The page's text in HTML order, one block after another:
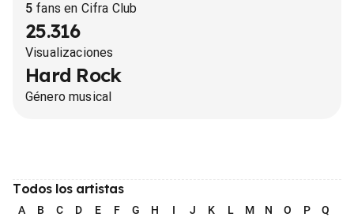
5 fans en Cifra Club
25.316
Visualizaciones
Hard Rock
Género musical
Todos los artistas
A B C D E F G H I J K L M N O P Q